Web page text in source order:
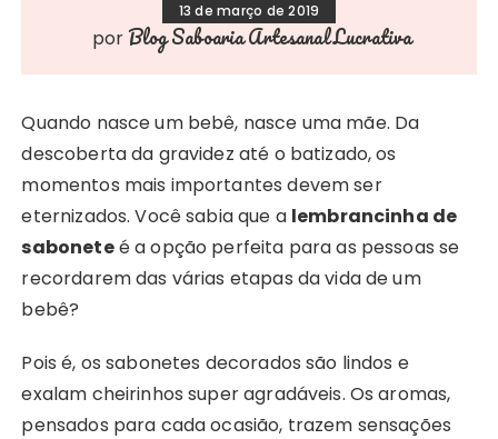
13 de março de 2019
por Blog Saboaria Artesanal Lucrativa
Quando nasce um bebê, nasce uma mãe. Da
descoberta da gravidez até o batizado, os
momentos mais importantes devem ser
eternizados. Você sabia que a lembrancinha de
saboneteé a opção perfeita para as pessoas se
recordarem das várias etapas da vida de um
bebê?
Pois é, os sabonetes decorados são lindos e
exalam cheirinhos super agradáveis. Os aromas,
pensados para cada ocasião, trazem sensações